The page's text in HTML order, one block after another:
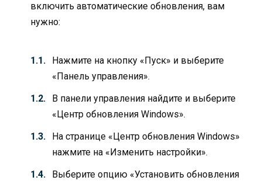
включить автоматические обновления, вам
нужно:
Нажмите на кнопку «Пуск» и выберите
«Панель управления».
В панели управления найдите и выберите
«Центр обновления Windows».
На странице «Центр обновления Windows»
нажмите на «Изменить настройки».
Выберите опцию «Установить обновления